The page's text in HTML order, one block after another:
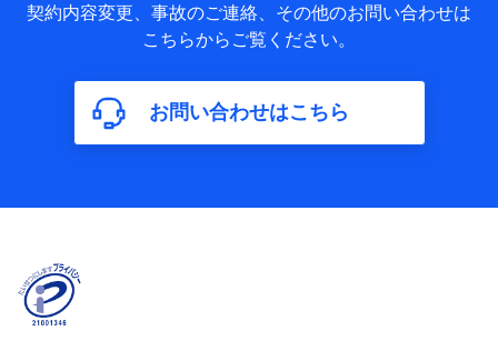
約に関する情報。例として、保険契約者及び被保険者の氏
名、住所、生年月日、性別、保険契約者と被保険者の関係、
保険加入の目的、保険商品の内容、保険料、保険料のお支払
年数などの情報、ペットの種類や年齢などの情報などが含ま
れます。
【共同して利用する者の範囲】
株式会社NTTドコモ
当社又は株式会社NTTドコモが提供する保険関連サービスに
おけるユーザ登録受付および管理のため
当社又は株式会社NTTドコモと取引のあるもしくは委託を受
契約内容変更、事故のご連絡、その他のお問い合わせは
こちらからご覧ください。
お問い合わせはこちら